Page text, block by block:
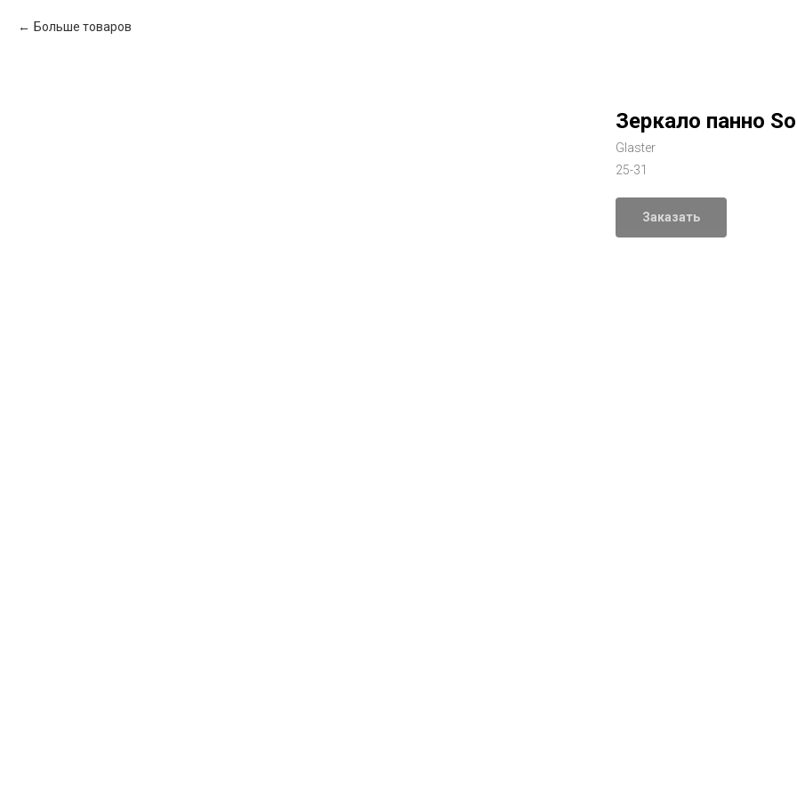
Больше товаров
Зеркало панно
Glaster
25-31
Заказать